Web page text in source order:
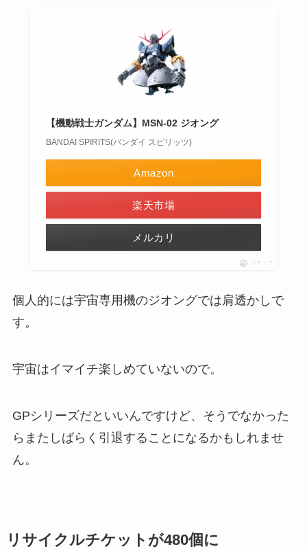
【機動戦士ガンダム】MSN-02 ジオング
BANDAI SPIRITS(バンダイ スピリッツ)
Amazon
楽天市場
メルカリ
ポチップ
個人的には宇宙専用機のジオングでは肩透かしで
す。
宇宙はイマイチ楽しめていないので。
GPシリーズだといいんですけど、そうでなかった
らまたしばらく引退することになるかもしれませ
ん。
リサイクルチケットが480個に